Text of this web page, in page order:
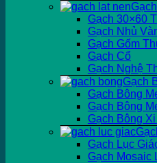
Gạch 30×60
Gạch Nhủ
Gạch Gốm
Gạch Cổ
Gạch Nghệ
Gạch
Gạch Bông
Gạch Bông
Gạch Bông
Gạch Lục
Gạch Mosaic